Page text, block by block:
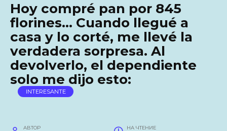
Hoy compré pan por 845
florines… Cuando llegué a
casa y lo corté, me llevé la
verdadera sorpresa. Al
devolverlo, el dependiente
solo me dijo esto:
INTERESANTE
АВТОР НА ЧТЕНИЕ